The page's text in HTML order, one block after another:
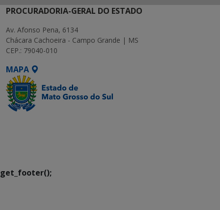
PROCURADORIA-GERAL DO ESTADO
Av. Afonso Pena, 6134
Chácara Cachoeira - Campo Grande | MS
CEP.: 79040-010
MAPA
get_footer();